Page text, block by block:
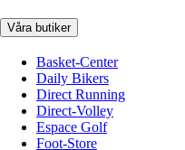
Våra butiker
Basket-Center
Daily Bikers
Direct Running
Direct-Volley
Espace Golf
Foot-Store